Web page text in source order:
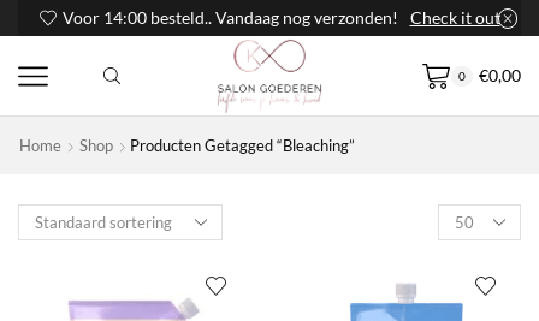
Voor 14:00 besteld.. Vandaag nog verzonden! Check it out
0 €0,00
Home Shop Producten Getagged “Bleaching”
Products
per